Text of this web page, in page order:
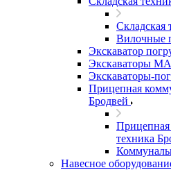
Складская
Вилочные
Экскаватор
Экскаваторы
Экскаваторы-
Прицепная
Бродвей
Прицепная
техника
Навесное